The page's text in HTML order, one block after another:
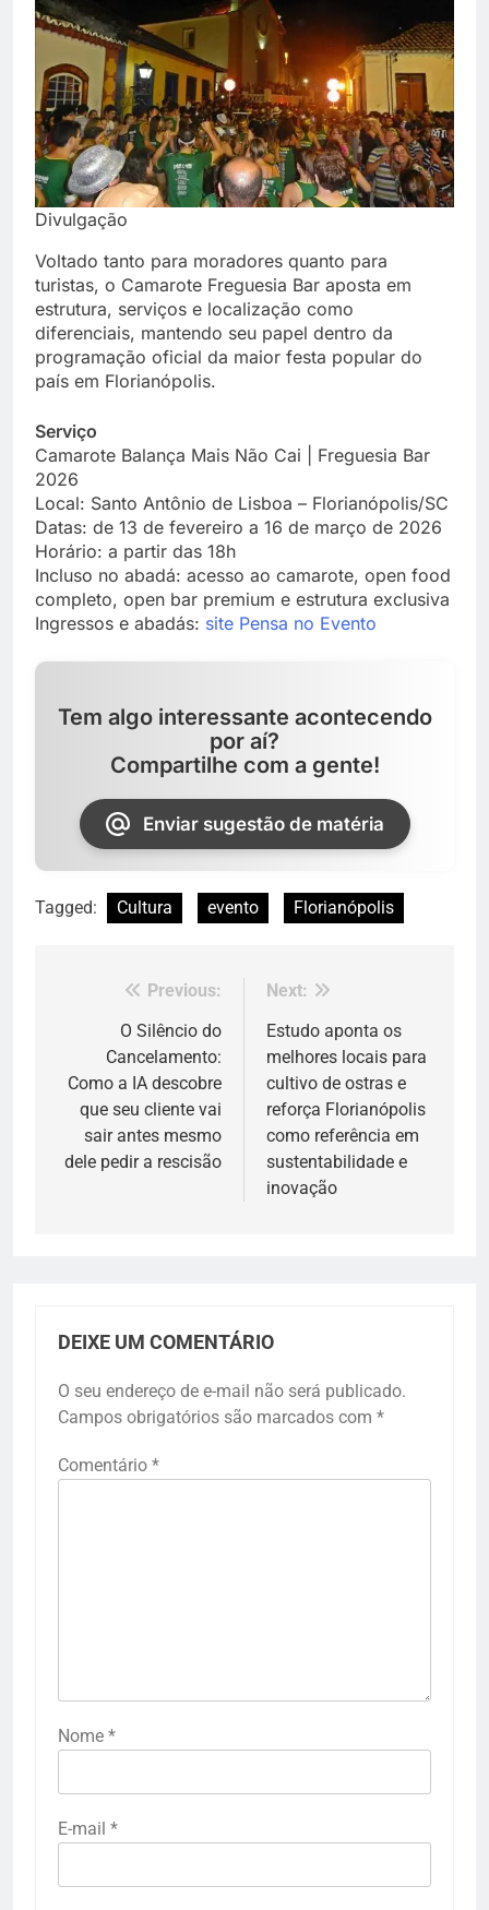
Divulgação
Voltado tanto para moradores quanto para
turistas, o Camarote Freguesia Bar aposta em
estrutura, serviços e localização como
diferenciais, mantendo seu papel dentro da
programação oficial da maior festa popular do
país em Florianópolis.
Serviço
Camarote Balança Mais Não Cai | Freguesia Bar
2026
Local: Santo Antônio de Lisboa – Florianópolis/SC
Datas: de 13 de fevereiro a 16 de março de 2026
Horário: a partir das 18h
Incluso no abadá: acesso ao camarote, open food
completo, open bar premium e estrutura exclusiva
Ingressos e abadás: site Pensa no Evento
Tem algo interessante acontecendo
por aí?
Compartilhe com a gente!
Enviar sugestão de matéria
Tagged: Cultura evento Florianópolis
Navegação
Post
Previous:
O Silêncio do
Cancelamento:
Como a IA descobre
que seu cliente vai
sair antes mesmo
dele pedir a rescisão
Next:
Estudo aponta os
melhores locais para
cultivo de ostras e
reforça Florianópolis
como referência em
sustentabilidade e
inovação
DEIXE UM COMENTÁRIO
O seu endereço de e-mail não será publicado.
Campos obrigatórios são marcados com *
Comentário *
Nome *
E-mail *